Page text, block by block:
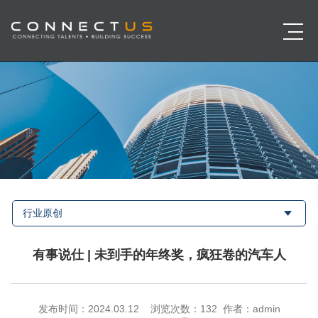
行业原创
有事说仕 | 未到手的年终奖，疯狂卷的汽车人
发布时间：2024.03.12 浏览次数： 132 作者：admin